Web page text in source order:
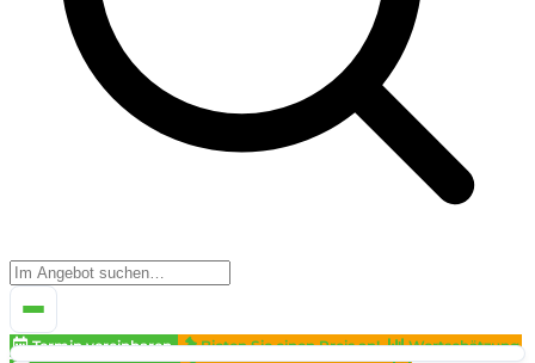
Termin vereinbaren Bieten Sie einen Preis an!
Wertschätzung